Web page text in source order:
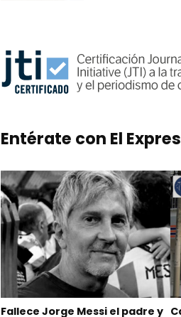
Entérate con El
Fallece Jorge Messi el padre y